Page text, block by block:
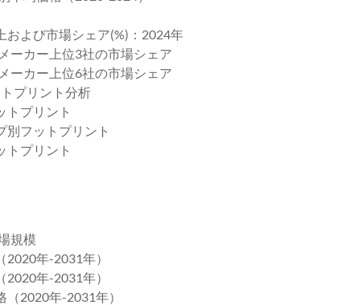
および市場シェア(%)：2024年
ーカー上位3社の市場シェア
ーカー上位6社の市場シェア
プリント分析
トプリント
別フットプリント
トプリント
規模
年-2031年）
年-2031年）
2020年-2031年）